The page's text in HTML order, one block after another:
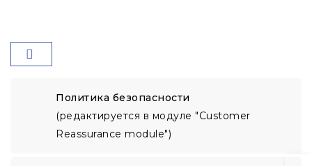
Политика безопасности
(редактируется в модуле "Customer
Reassurance module")